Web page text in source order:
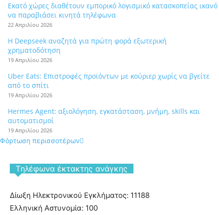
Εκατό χώρες διαθέτουν εμπορικό λογισμικό κατασκοπείας ικανό
να παραβιάσει κινητά τηλέφωνα
22 Απριλίου 2026
Η Deepseek αναζητά για πρώτη φορά εξωτερική
χρηματοδότηση
19 Απριλίου 2026
Uber Eats: Επιστροφές προϊόντων με κούριερ χωρίς να βγείτε
από το σπίτι
19 Απριλίου 2026
Hermes Agent: αξιολόγηση, εγκατάσταση, μνήμη, skills και
αυτοματισμοί
19 Απριλίου 2026
Φόρτωση περισσοτέρων
Tηλέφωνα έκτακτης ανάγκης
Δίωξη Ηλεκτρονικού Εγκλήματος: 11188
Ελληνική Αστυνομία: 100